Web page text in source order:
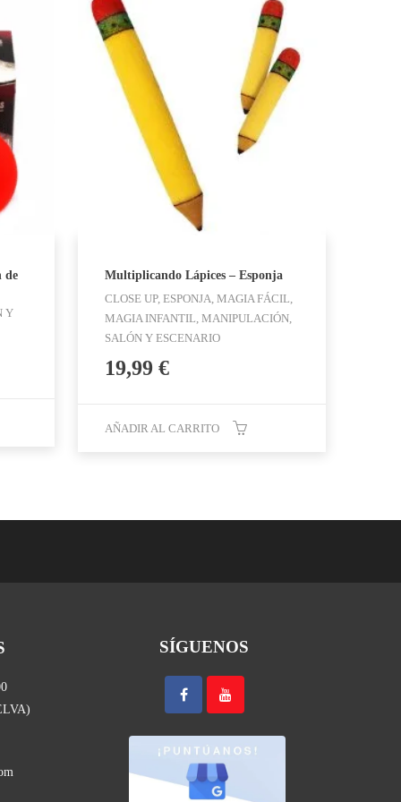
de
Y
Multiplicando Lápices – Esponja
CLOSE UP, ESPONJA, MAGIA FÁCIL,
MAGIA INFANTIL, MANIPULACIÓN,
SALÓN Y ESCENARIO
19,99 €
AÑADIR AL CARRITO
SÍGUENOS